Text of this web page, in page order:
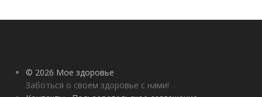
© 2026 Мое здоровье
Заботься о своем здоровье с нами!